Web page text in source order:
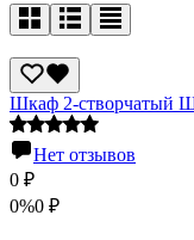
Шкаф 2-створчатый
Нет отзывов
0 ₽
0%0 ₽